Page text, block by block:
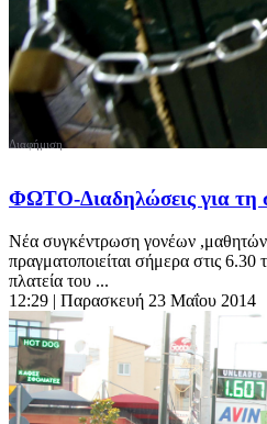
ΦΩΤΟ-Διαδηλώσεις για τη
Νέα συγκέντρωση γονέων
πραγματοποιείται σήμερα στις 6.30
πλατεία του ...
12:29 | Παρασκευή 23 Μαΐου 2014